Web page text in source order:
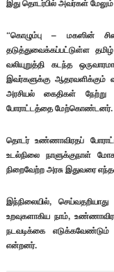
இது தொடர்பில் அவர்கள் மேலும்
“கொழும்பு – மகஸின்
தடுத்துவைக்கப்பட்டுள்ள
வலியுறுத்தி கடந்த
இவர்களுக்கு
அரசியல் கைதிகள்
போராட்டத்தை மேற்கொண்டனர்.
தொடர் உண்ணாவிரதப்
உடல்நிலை நாளுக்குநாள்
நிறைவேற்ற அரசு இதுவரை
இந்நிலையில்,
உறவுகளாகிய நாம்,
நடவடிக்கை
என்றனர்.